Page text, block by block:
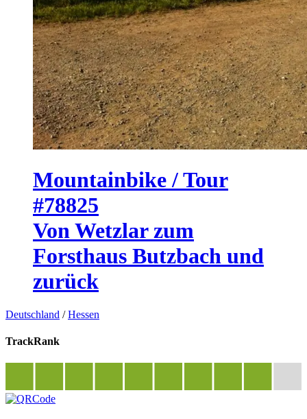
Mountainbike / Tour
#78825
Von Wetzlar zum
Forsthaus Butzbach und
zurück
Deutschland /Hessen
TrackRank